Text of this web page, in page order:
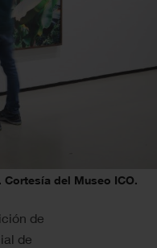
del Museo ICO.
de
de